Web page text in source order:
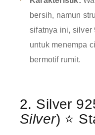
bersih, namun
sifatnya ini, silver
untuk menempa
bermotif rumit.
2. Silver
Silver) ⭐